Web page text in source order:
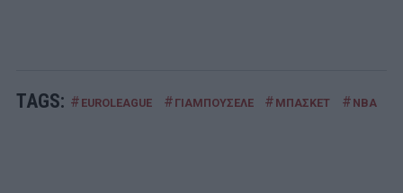
TAGS: # EUROLEAGUE # ΓΙΑΜΠΟΥΣΕΛΕ # ΜΠΑΣΚΕΤ # ΝΒΑ